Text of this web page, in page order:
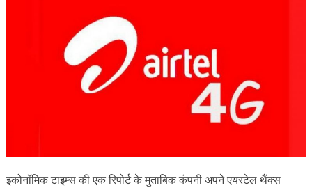
इकोनॉमिक टाइम्स की एक रिपोर्ट के मुताबिक कंपनी अपने एयरटेल थैंक्स